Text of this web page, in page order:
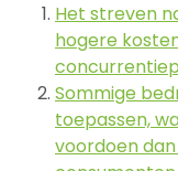
Het streven
hogere
Sommige
toepassen,
voordoen